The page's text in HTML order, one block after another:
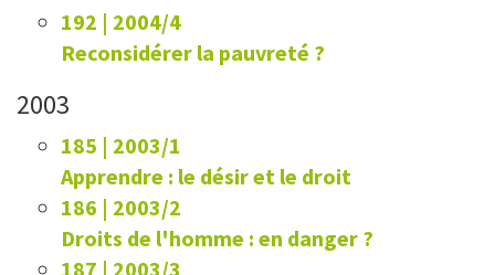
192 | 2004/4
Reconsidérer la pauvreté ?
2003
185 | 2003/1
Apprendre : le désir et le droit
186 | 2003/2
Droits de l'homme : en danger ?
187 | 2003/3